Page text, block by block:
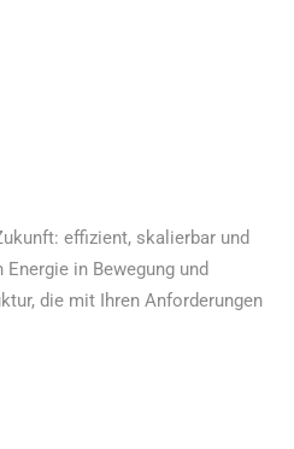
effizient, skalierbar und
in Bewegung und
die mit Ihren Anforderungen